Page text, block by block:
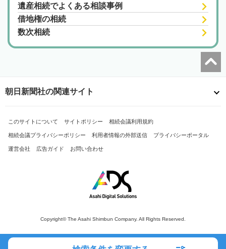
遺産相続でよくある相談事例
借地権の相続
数次相続
朝日新聞社の関連サイト
このサイトについて サイトポリシー 相続会議利用規約
相続会議プライバシーポリシー 利用者情報の外部送信 プライバシーポータル
運営会社 広告ガイド お問い合わせ
Copyright© The Asahi Shimbun Company. All Rights Reserved.